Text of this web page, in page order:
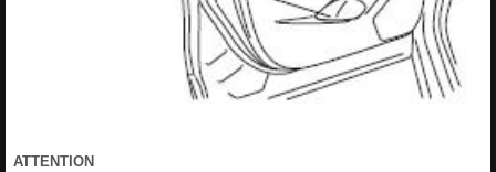
ATTENTION